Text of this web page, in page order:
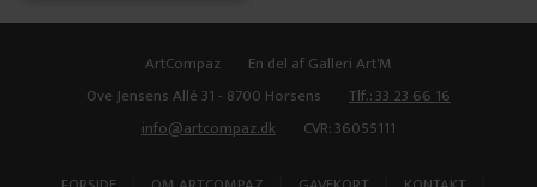
ArtCompaz
En del af Galleri Art'M
Ove Jensens Allé 31 - 8700 Horsens
Tlf.: 33 23 66 16
info@artcompaz.dk
CVR: 36055111